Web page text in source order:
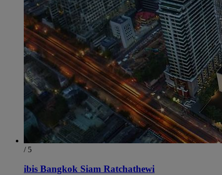
/ 5
ibis Bangkok Siam Ratchathewi